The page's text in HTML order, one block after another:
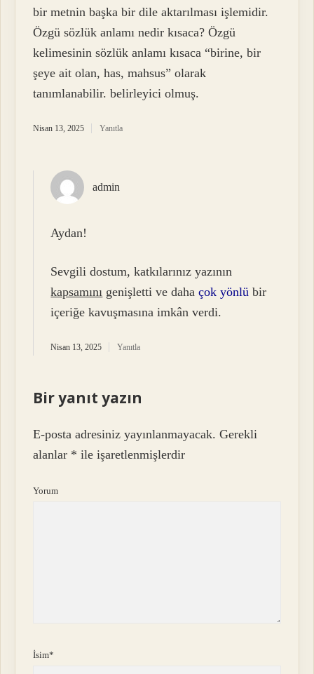
bir metnin başka bir dile aktarılması işlemidir.
Özgü sözlük anlamı nedir kısaca? Özgü
kelimesinin sözlük anlamı kısaca “birine, bir
şeye ait olan, has, mahsus” olarak
tanımlanabilir. belirleyici olmuş.
Nisan 13, 2025 Yanıtla
admin
Aydan!
Sevgili dostum, katkılarınız yazının
kapsamını genişletti ve dahaçok yönlü bir
içeriğe kavuşmasına imkân verdi.
Nisan 13, 2025 Yanıtla
Bir yanıt yazın
E-posta adresiniz yayınlanmayacak. Gerekli
alanlar * ile işaretlenmişlerdir
Yorum
İsim*